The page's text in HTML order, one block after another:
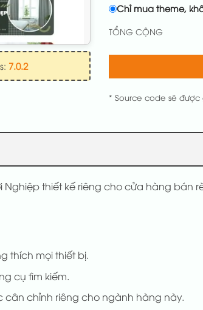
7.0.2
Chỉ mua theme,
TỔNG CỘNG
* Source code sẽ
Nghiệp thiết kế riêng cho cửa hàng
thích mọi thiết bị.
cụ tìm kiếm.
chỉnh riêng cho ngành hàng này.